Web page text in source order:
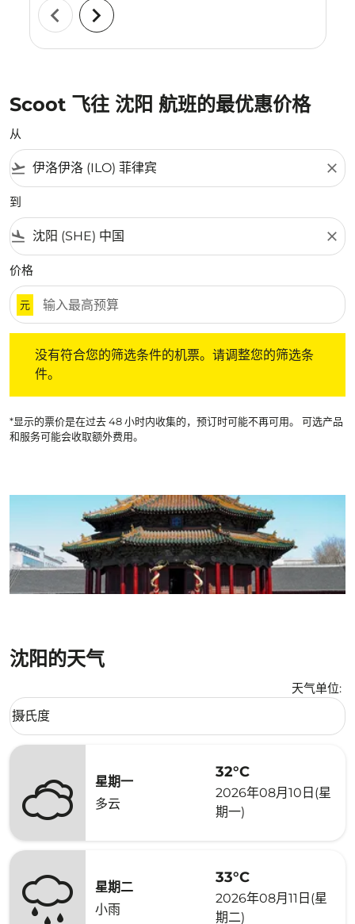
chevron_left chevron_right
Scoot 飞往 沈阳 航班的最优惠价格
从
flight_takeoff close
到
flight_land close
价格
元
没有符合您的筛选条件的机票。请调整您的筛选条
件。
*显示的票价是在过去 48 小时内收集的，预订时可能不再可用。 可选产品
和服务可能会收取额外费用。
沈阳的天气
天气单位:
Weather unit option 摄氏度 Selected
摄氏度
keyboard_arrow_down
星期一
多云
32°C
2026年08月10日(星
期一)
星期二
小雨
33°C
2026年08月11日(星
期二)